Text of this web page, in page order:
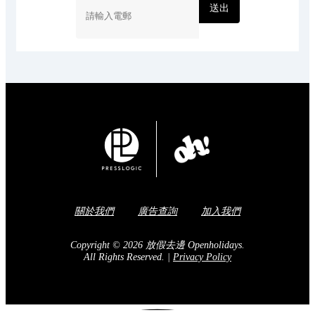
送出
關於我們 廣告查詢 加入我們
Copyright © 2026 放假去邊 Openholidays.
All Rights Reserved. | Privacy Policy